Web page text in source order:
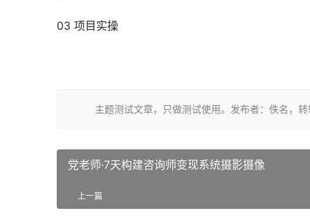
03 项目实操
主题测试文章，只做测试使用。发布者：佚名，
党老师·7天构建咨询师变现系统摄影摄像
上一篇